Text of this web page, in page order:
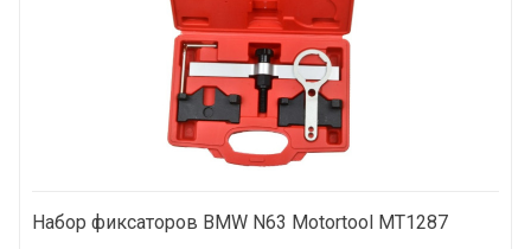
Набор фиксаторов BMW N63 Motortool MT1287